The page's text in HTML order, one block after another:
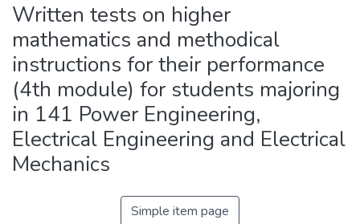
Written tests on higher
mathematics and methodical
instructions for their performance
(4th module) for students majoring
in 141 Power Engineering,
Electrical Engineering and Electrical
Mechanics
Simple item page